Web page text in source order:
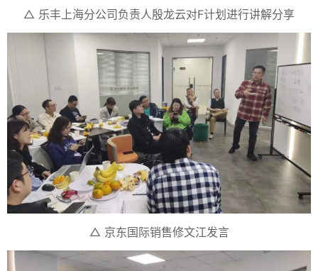
△ 乐丰上海分公司负责人殷龙云对F计划进行讲解分享
△ 京东国际销售修文江发言